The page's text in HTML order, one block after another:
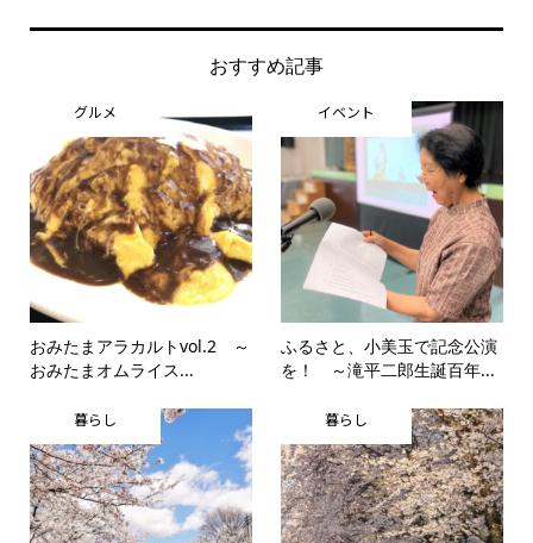
おすすめ記事
グルメ
おみたまアラカルトvol.2 ～
おみたまオムライス...
イベント
ふるさと、小美玉で記念公演
を！ ～滝平二郎生誕百年...
暮らし 暮らし